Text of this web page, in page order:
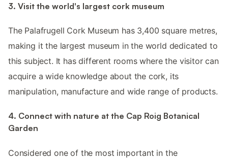
3. Visit the world's largest cork museum
The Palafrugell Cork Museum has 3,400 square metres,
making it the largest museum in the world dedicated to
this subject. It has different rooms where the visitor can
acquire a wide knowledge about the cork, its
manipulation, manufacture and wide range of products.
4. Connect with nature at the Cap Roig Botanical
Garden
Considered one of the most important in the